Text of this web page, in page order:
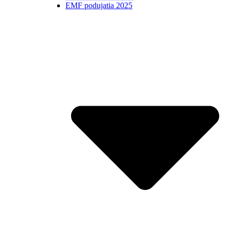
EMF podujatia 2025